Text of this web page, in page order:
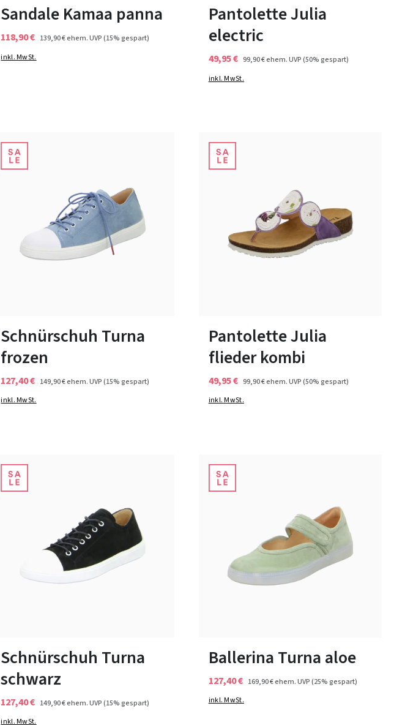
Sandale Kamaa panna
118,90 € 139,90 €ehem. UVP(15% gespart)
inkl. MwSt.
Pantolette Julia
electric
49,95 € 99,90 €ehem. UVP(50% gespart)
inkl. MwSt.
Schnürschuh Turna
frozen
127,40 € 149,90 €ehem. UVP(15% gespart)
inkl. MwSt.
Pantolette Julia
flieder kombi
49,95 € 99,90 €ehem. UVP(50% gespart)
inkl. MwSt.
Schnürschuh Turna
schwarz
127,40 € 149,90 €ehem. UVP(15% gespart)
inkl. MwSt.
Ballerina Turna aloe
127,40 € 169,90 €ehem. UVP(25% gespart)
inkl. MwSt.